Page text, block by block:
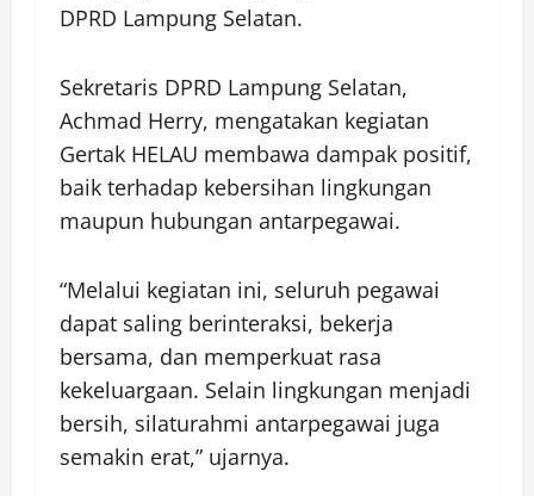
DPRD Lampung Selatan.
Sekretaris DPRD Lampung Selatan,
Achmad Herry, mengatakan kegiatan
Gertak HELAU membawa dampak positif,
baik terhadap kebersihan lingkungan
maupun hubungan antarpegawai.
“Melalui kegiatan ini, seluruh pegawai
dapat saling berinteraksi, bekerja
bersama, dan memperkuat rasa
kekeluargaan. Selain lingkungan menjadi
bersih, silaturahmi antarpegawai juga
semakin erat,” ujarnya.